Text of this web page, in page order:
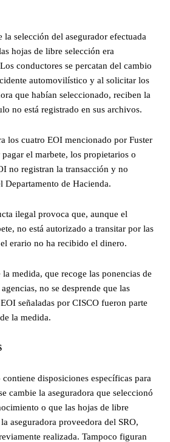
selección del asegurador efectuada
hojas de libre selección era
conductores se percatan del cambio
automovilístico y al solicitar los
que habían seleccionado, reciben la
no está registrado en sus archivos.
los cuatro EOI mencionado por Fuster
el marbete, los propietarios o
no registran la transacción y no
Departamento de Hacienda.
ilegal provoca que, aunque el
no está autorizado a transitar por las
erario no ha recibido el dinero.
medida, que recoge las ponencias de
no se desprende que las
señaladas por CISCO fueron parte
la medida.
disposiciones específicas para
cambie la aseguradora que seleccionó
o que las hojas de libre
aseguradora proveedora del SRO,
realizada. Tampoco figuran